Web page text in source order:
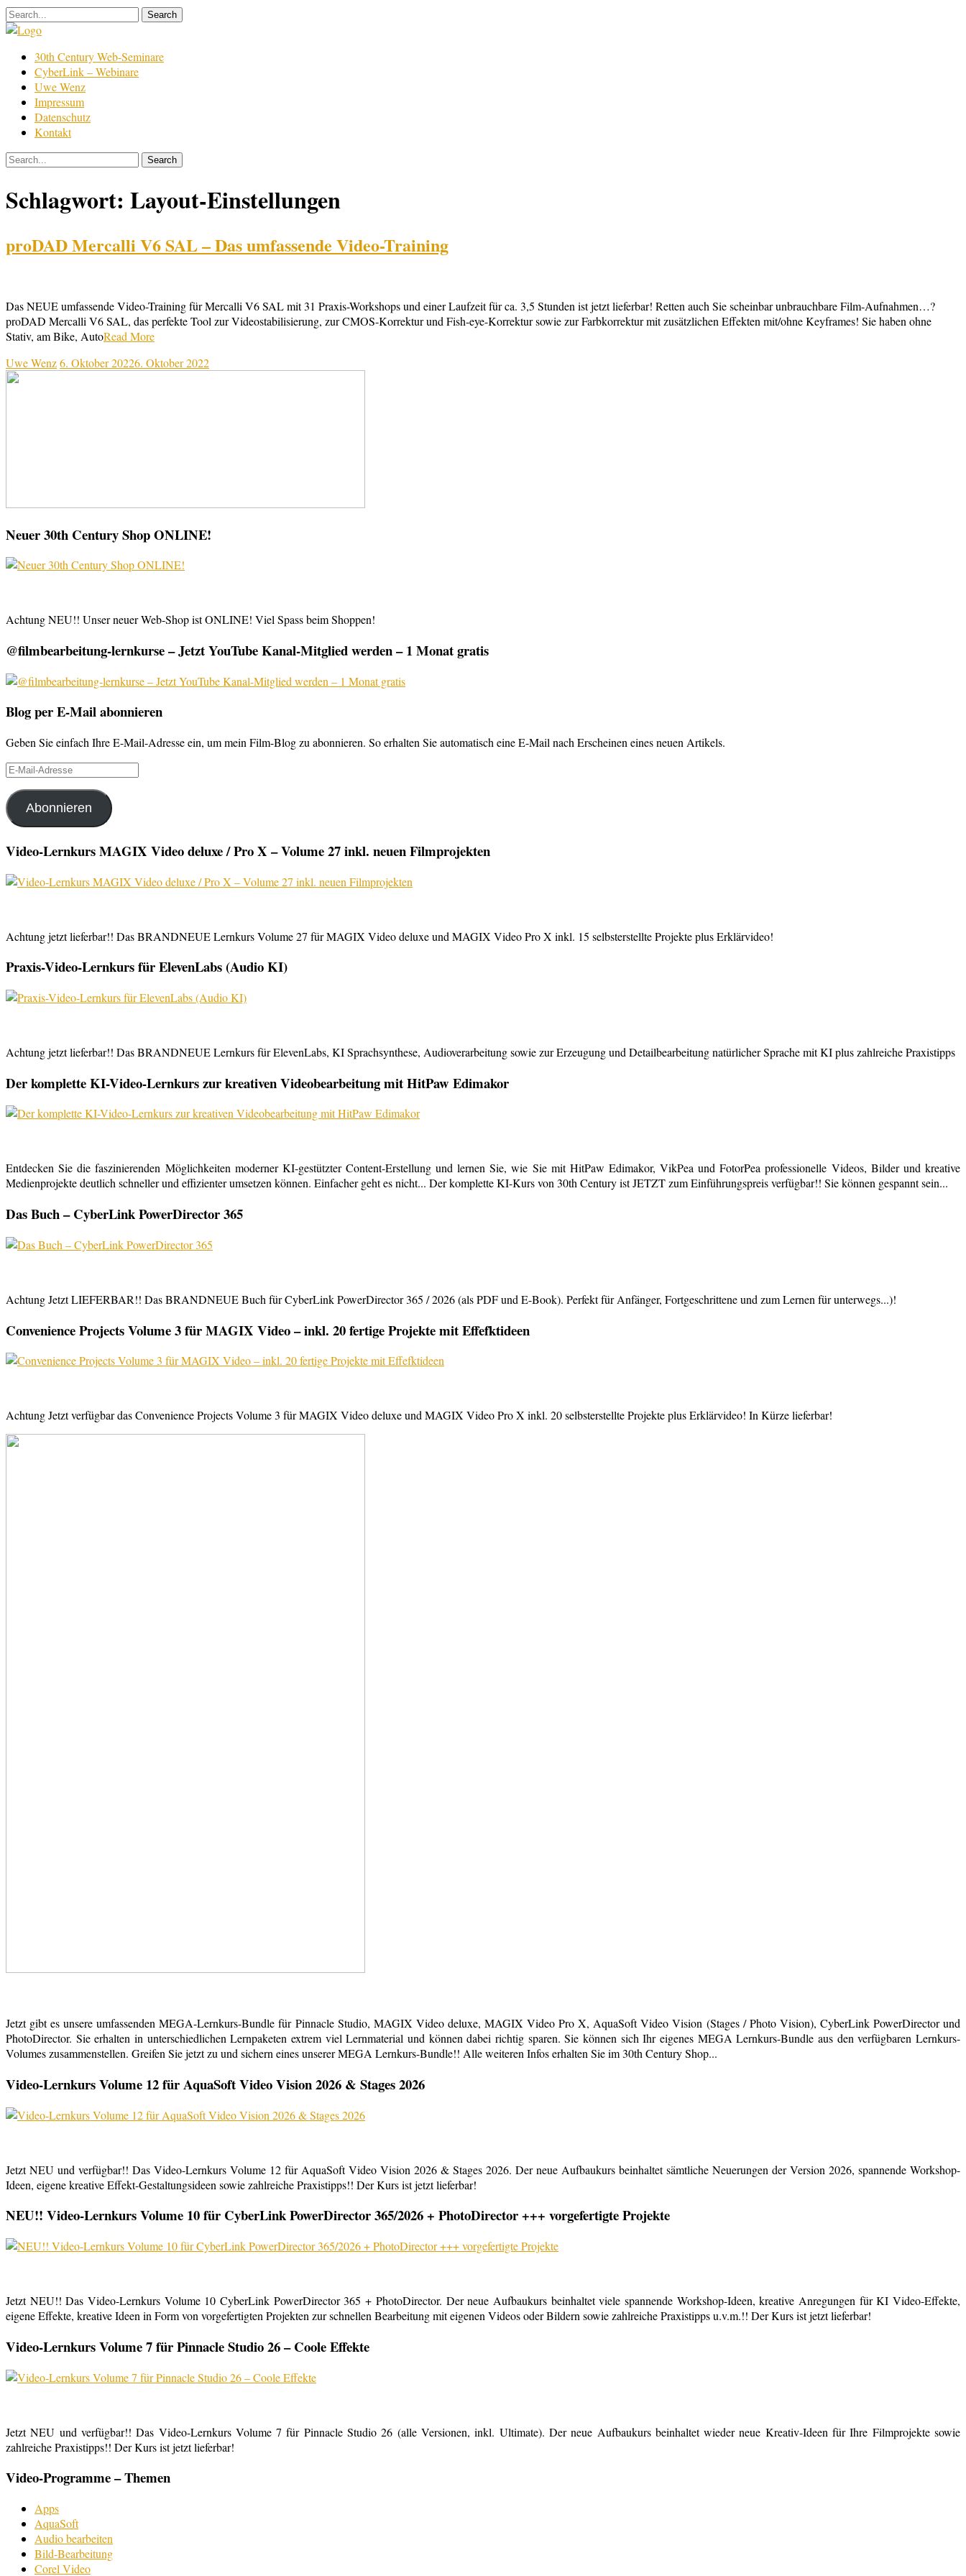
Skip
to
Film
Bearbeitung
30th Century Web-Seminare
CyberLink – Webinare
Uwe Wenz
Impressum
Datenschutz
Kontakt
Schlagwort: Layout-Einstellungen
proDAD Mercalli V6 SAL – Das umfassende Video-Training
Das NEUE umfassende Video-Training für Mercalli V6 SAL mit 31 Praxis-Workshops und einer Laufzeit für ca. 3,5 Stunden ist jetzt lieferbar! Retten auch Sie scheinbar unbrauchbare Film-Aufnahmen…?
proDAD Mercalli V6 SAL, das perfekte Tool zur Videostabilisierung, zur CMOS-Korrektur und Fish-eye-Korrektur sowie zur Farbkorrektur mit zusätzlichen Effekten mit/ohne Keyframes! Sie haben ohne
Stativ, am Bike, AutoRead More
Uwe Wenz6. Oktober 20226. Oktober 2022
Neuer 30th Century Shop ONLINE!
Achtung NEU!! Unser neuer Web-Shop ist ONLINE! Viel Spass beim Shoppen!
@filmbearbeitung-lernkurse – Jetzt YouTube Kanal-Mitglied werden – 1 Monat gratis
Blog per E-Mail abonnieren
Geben Sie einfach Ihre E-Mail-Adresse ein, um mein Film-Blog zu abonnieren. So erhalten Sie automatisch eine E-Mail nach Erscheinen eines neuen Artikels.
E-
Adresse
Abonnieren
Video-Lernkurs MAGIX Video deluxe / Pro X – Volume 27 inkl. neuen Filmprojekten
Achtung jetzt lieferbar!! Das BRANDNEUE Lernkurs Volume 27 für MAGIX Video deluxe und MAGIX Video Pro X inkl. 15 selbsterstellte Projekte plus Erklärvideo!
Praxis-Video-Lernkurs für ElevenLabs (Audio KI)
Achtung jetzt lieferbar!! Das BRANDNEUE Lernkurs für ElevenLabs, KI Sprachsynthese, Audioverarbeitung sowie zur Erzeugung und Detailbearbeitung natürlicher Sprache mit KI plus zahlreiche Praxistipps
Der komplette KI-Video-Lernkurs zur kreativen Videobearbeitung mit HitPaw Edimakor
Entdecken Sie die faszinierenden Möglichkeiten moderner KI-gestützter Content-Erstellung und lernen Sie, wie Sie mit HitPaw Edimakor, VikPea und FotorPea professionelle Videos, Bilder und kreative
Medienprojekte deutlich schneller und effizienter umsetzen können. Einfacher geht es nicht... Der komplette KI-Kurs von 30th Century ist JETZT zum Einführungspreis verfügbar!! Sie können gespannt sein...
Das Buch – CyberLink PowerDirector 365
Achtung Jetzt LIEFERBAR!! Das BRANDNEUE Buch für CyberLink PowerDirector 365 / 2026 (als PDF und E-Book). Perfekt für Anfänger, Fortgeschrittene und zum Lernen für unterwegs...)!
Convenience Projects Volume 3 für MAGIX Video – inkl. 20 fertige Projekte mit Effefktideen
Achtung Jetzt verfügbar das Convenience Projects Volume 3 für MAGIX Video deluxe und MAGIX Video Pro X inkl. 20 selbsterstellte Projekte plus Erklärvideo! In Kürze lieferbar!
Jetzt gibt es unsere umfassenden MEGA-Lernkurs-Bundle für Pinnacle Studio, MAGIX Video deluxe, MAGIX Video Pro X, AquaSoft Video Vision (Stages / Photo Vision), CyberLink PowerDirector und
PhotoDirector. Sie erhalten in unterschiedlichen Lernpaketen extrem viel Lernmaterial und können dabei richtig sparen. Sie können sich Ihr eigenes MEGA Lernkurs-Bundle aus den verfügbaren Lernkurs-
Volumes zusammenstellen. Greifen Sie jetzt zu und sichern eines unserer MEGA Lernkurs-Bundle!! Alle weiteren Infos erhalten Sie im 30th Century Shop...
Video-Lernkurs Volume 12 für AquaSoft Video Vision 2026 & Stages 2026
Jetzt NEU und verfügbar!! Das Video-Lernkurs Volume 12 für AquaSoft Video Vision 2026 & Stages 2026. Der neue Aufbaukurs beinhaltet sämtliche Neuerungen der Version 2026, spannende Workshop-
Ideen, eigene kreative Effekt-Gestaltungsideen sowie zahlreiche Praxistipps!! Der Kurs ist jetzt lieferbar!
NEU!! Video-Lernkurs Volume 10 für CyberLink PowerDirector 365/2026 + PhotoDirector +++ vorgefertigte Projekte
Jetzt NEU!! Das Video-Lernkurs Volume 10 CyberLink PowerDirector 365 + PhotoDirector. Der neue Aufbaukurs beinhaltet viele spannende Workshop-Ideen, kreative Anregungen für KI Video-Effekte,
eigene Effekte, kreative Ideen in Form von vorgefertigten Projekten zur schnellen Bearbeitung mit eigenen Videos oder Bildern sowie zahlreiche Praxistipps u.v.m.!! Der Kurs ist jetzt lieferbar!
Video-Lernkurs Volume 7 für Pinnacle Studio 26 – Coole Effekte
Jetzt NEU und verfügbar!! Das Video-Lernkurs Volume 7 für Pinnacle Studio 26 (alle Versionen, inkl. Ultimate). Der neue Aufbaukurs beinhaltet wieder neue Kreativ-Ideen für Ihre Filmprojekte sowie
zahlreiche Praxistipps!! Der Kurs ist jetzt lieferbar!
Video-Programme – Themen
Apps
AquaSoft
Audio bearbeiten
Bild-Bearbeitung
Corel Video